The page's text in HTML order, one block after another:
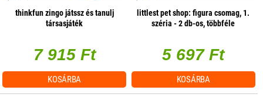
thinkfun zingo játssz és tanulj
társasjáték
7 915 Ft
KOSÁRBA
littlest pet shop: figura csomag, 1.
széria - 2 db-os, többféle
5 697 Ft
KOSÁRBA